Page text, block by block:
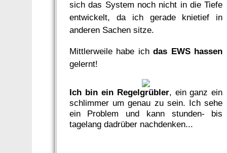
sich das System noch nicht in die Tiefe
entwickelt, da ich gerade knietief in
anderen Sachen sitze.
Mittlerweile habe ichdas EWS hassen
gelernt!
Ich bin ein Regelgrübler, ein ganz ein
schlimmer um genau zu sein. Ich sehe
ein Problem und kann stunden- bis
tagelang dadrüber nachdenken...